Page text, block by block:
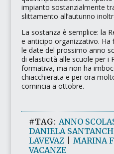
impianto sostanzialmente
slittamento all’autunno
La sostanza è semplice: la
e anticipo organizzativo.
le date del prossimo anno
di elasticità alle scuole per i
formativa, ma non ha
chiacchierata e per ora
comincia a ottobre.
#TAG: ANNO
DANIELA
LAVEVAZ| MARINA
VACANZE